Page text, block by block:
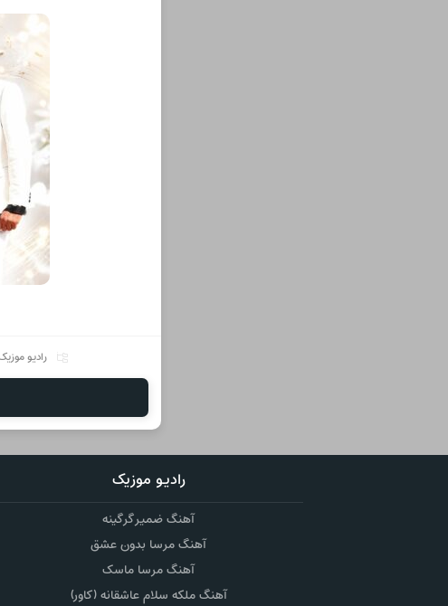
رادیو
رادیو موزیک
آهنگ ضمیر گرگینه
آهنگ مرسا بدون عشق
آهنگ مرسا ماسک
آهنگ ملکه سلام عاشقانه (کاور)